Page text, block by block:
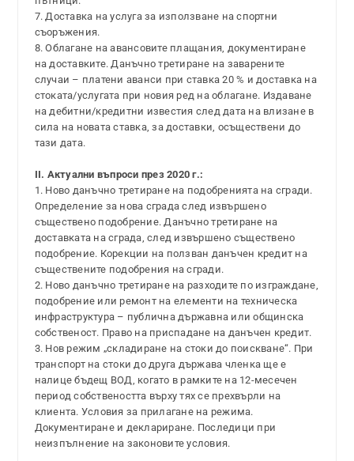
7. Доставка на услуга за използване на спортни
съоръжения.
8. Облагане на авансовите плащания, документиране
на доставките. Данъчно третиране на заварените
случаи – платени аванси при ставка 20 % и доставка на
стоката/услугата при новия ред на облагане. Издаване
на дебитни/кредитни известия след дата на влизане в
сила на новата ставка, за доставки, осъществени до
тази дата.
II. Актуални въпроси през 2020 г.:
1. Ново данъчно третиране на подобренията на сгради.
Определение за нова сграда след извършено
съществено подобрение. Данъчно третиране на
доставката на сграда, след извършено съществено
подобрение. Корекции на ползван данъчен кредит на
съществените подобрения на сгради.
2. Ново данъчно третиране на разходите по изграждане,
подобрение или ремонт на елементи на техническа
инфраструктура – публична държавна или общинска
собственост. Право на приспадане на данъчен кредит.
3. Нов режим „складиране на стоки до поискване“. При
транспорт на стоки до друга държава членка ще е
налице бъдещ ВОД, когато в рамките на 12-месечен
период собствеността върху тях се прехвърли на
клиента. Условия за прилагане на режима.
Документиране и деклариране. Последици при
неизпълнение на законовите условия.